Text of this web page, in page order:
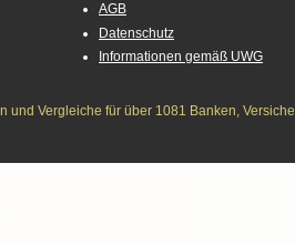
AGB
Datenschutz
Informationen gemäß UWG
und Vergleiche für über 1081 Banken,